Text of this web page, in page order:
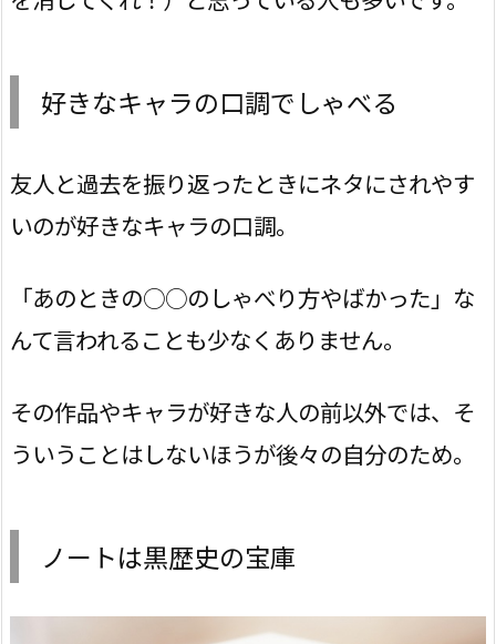
好きなキャラの口調でしゃべる
友人と過去を振り返ったときにネタにされやす
いのが好きなキャラの口調。
「あのときの○○のしゃべり方やばかった」な
んて言われることも少なくありません。
その作品やキャラが好きな人の前以外では、そ
ういうことはしないほうが後々の自分のため。
ノートは黒歴史の宝庫